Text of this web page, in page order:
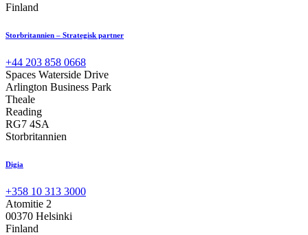
Finland
Storbritannien – Strategisk partner
+44 203 858 0668
Spaces Waterside Drive
Arlington Business Park
Theale
Reading
RG7 4SA
Storbritannien
Digia
+358 10 313 3000
Atomitie 2
00370 Helsinki
Finland